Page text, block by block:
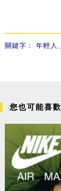
關鍵字： 年輕人
您也可能喜歡